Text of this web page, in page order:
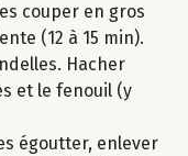
couper en gros
(12 à 15 min).
Hacher
et le fenouil (y
égoutter, enlever